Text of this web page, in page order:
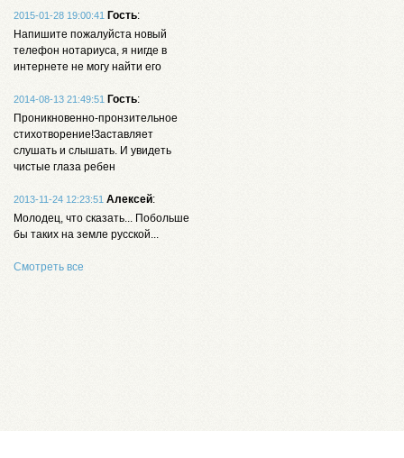
2015-01-28 19:00:41 Гость:
Напишите пожалуйста новый
телефон нотариуса, я нигде в
интернете не могу найти его
2014-08-13 21:49:51 Гость:
Проникновенно-пронзительное
стихотворение!Заставляет
слушать и слышать. И увидеть
чистые глаза ребен
2013-11-24 12:23:51 Алексей:
Молодец, что сказать... Побольше
бы таких на земле русской...
Смотреть все